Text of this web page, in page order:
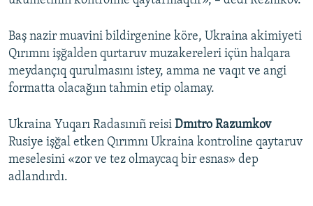
Baş nazir muavini bildirgenine köre, Ukraina akimiyeti
Qırımnı işğalden qurtaruv muzakereleri içün halqara
meydançıq qurulmasını istey, amma ne vaqıt ve angi
formatta olacağıın tahmin etip olamay.
Ukraina Yuqarı Radasınıñ reisi Dmıtro Razumkov
Rusiye işğal etken Qırımnı Ukraina kontroline qaytaruv
meselesini «zor ve tez olmaycaq bir esnas» dep
adlandırdı.